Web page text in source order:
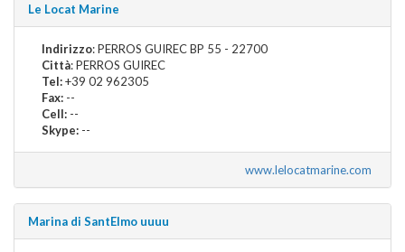
Le Locat Marine
Indirizzo: PERROS GUIREC BP 55 - 22700
Città: PERROS GUIREC
Tel:+39 02 962305
Fax: --
Cell: --
Skype: --
www.lelocatmarine.com
Marina di SantElmo uuuu